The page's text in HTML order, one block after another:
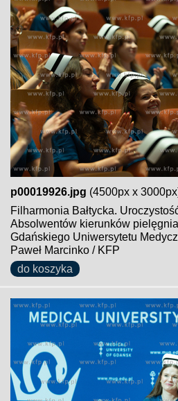
p00019926.jpg (4500px x
Filharmonia Bałtycka.
Absolwentów kierunków
Gdańskiego Uniwersytetu
Paweł Marcinko / KFP
do koszyka